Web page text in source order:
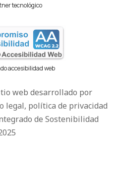
tecnológico
accesibilidad web
web desarrollado por
legal, política de privacidad
de Sostenibilidad